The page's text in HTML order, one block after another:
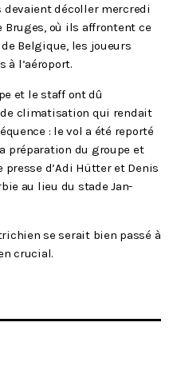
devaient décoller mercredi
où ils affrontent ce
Belgique, les joueurs
à l’aéroport.
et le staff ont dû
de climatisation qui rendait
: le vol a été reporté
préparation du groupe et
d’Adi Hütter et Denis
au lieu du stade Jan-
se serait bien passé à
crucial.